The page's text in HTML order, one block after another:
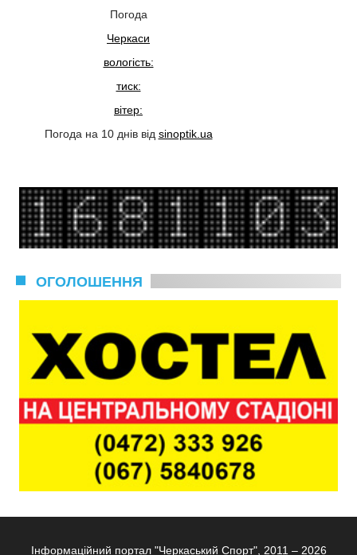
Погода
Черкаси
вологість:
тиск:
вітер:
Погода на 10 днів від sinoptik.ua
ОГОЛОШЕННЯ
Інформаційний портал "Черкаський Спорт", 2011 – 2026